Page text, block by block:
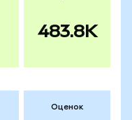
483.8K
Оценок